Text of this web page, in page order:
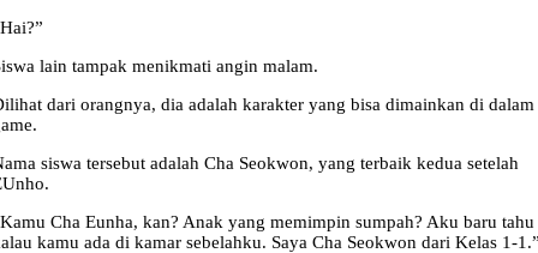
lain tampak menikmati angin malam.
dari orangnya, dia adalah karakter yang bisa dimainkan di dalam
siswa tersebut adalah Cha Seokwon, yang terbaik kedua setelah
Cha Eunha, kan? Anak yang memimpin sumpah? Aku baru tahu
kamu ada di kamar sebelahku. Saya Cha Seokwon dari Kelas 1-